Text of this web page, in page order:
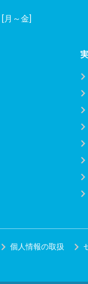
月～金]
個人情報の取扱